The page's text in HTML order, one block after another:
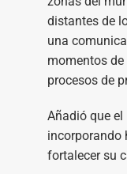
distantes de
una
momentos
procesos de
Añadió que
incorporando
fortalecer su